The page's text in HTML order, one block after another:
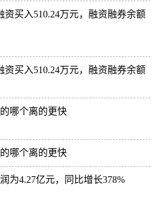
资买入510.24万元，融资融券余额
资买入510.24万元，融资融券余额
哪个离的更快
哪个离的更快
为4.27亿元，同比增长378%